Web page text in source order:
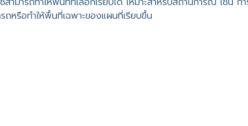
หรือทำให้พื้นที่เฉพาะของแผนที่เรียบขึ้น